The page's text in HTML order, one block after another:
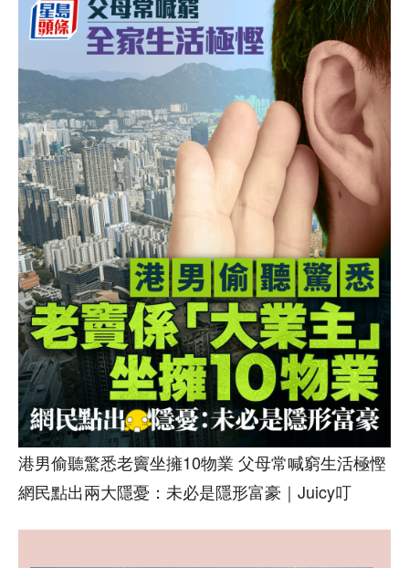
港男偷聽驚悉老竇坐擁10物業 父母常喊窮生活極慳
網民點出兩大隱憂：未必是隱形富豪｜Juicy叮